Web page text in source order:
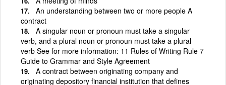
An understanding between two or more people A
contract
A singular noun or pronoun must take a singular
verb, and a plural noun or pronoun must take a plural
verb See for more information: 11 Rules of Writing Rule 7
Guide to Grammar and Style Agreement
A contract between originating company and
originating depository financial institution that defines